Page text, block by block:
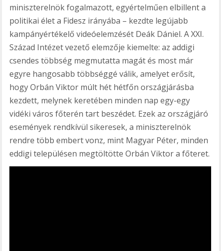
miniszterelnök fogalmazott, egyértelműen elbillent a
politikai élet a Fidesz irányába – kezdte legújabb
kampányértékelő videóelemzését Deák Dániel. A XXI.
Század Intézet vezető elemzője kiemelte: az addigi
csendes többség megmutatta magát és most már
egyre hangosabb többséggé válik, amelyet erősít,
hogy Orbán Viktor múlt hét hétfőn országjárásba
kezdett, melynek keretében minden nap egy-egy
vidéki város főterén tart beszédet. Ezek az országjáró
események rendkívül sikeresek, a miniszterelnök
rendre több embert vonz, mint Magyar Péter, minden
eddigi településen megtöltötte Orbán Viktor a főteret.